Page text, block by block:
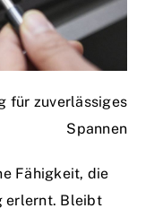
für zuverlässiges
Spannen
Fähigkeit, die
erlernt. Bleibt